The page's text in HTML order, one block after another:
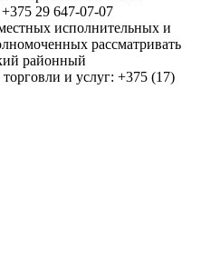
29 647-07-07
исполнительных и
рассматривать
районный
и услуг: +375 (17)